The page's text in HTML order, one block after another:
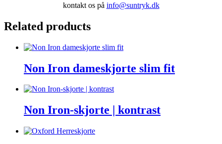
kontakt os på info@suntryk.dk
Related products
Non Iron dameskjorte slim fit
Non Iron-skjorte | kontrast